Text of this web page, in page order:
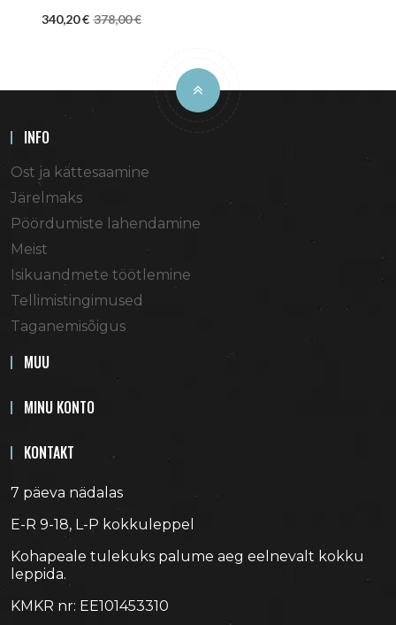
340,20 € 378,00 €
INFO
Ost ja kättesaamine
Järelmaks
Pöördumiste lahendamine
Meist
Isikuandmete töötlemine
Tellimistingimused
Taganemisõigus
MUU
MINU KONTO
KONTAKT
7 päeva nädalas
E-R 9-18, L-P kokkuleppel
Kohapeale tulekuks palume aeg eelnevalt kokku
leppida.
KMKR nr: EE101453310